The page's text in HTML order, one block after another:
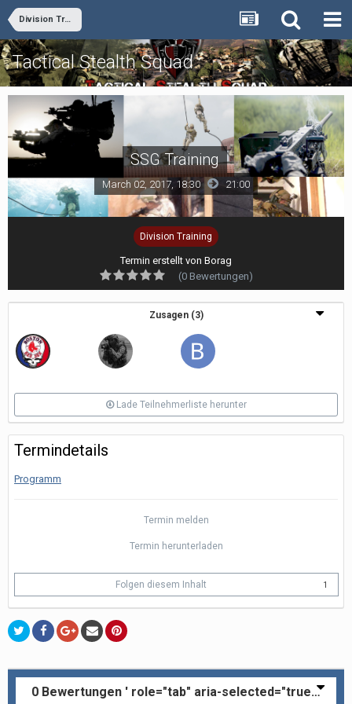
Division Training
Tactical Stealth Squad
SSG Training
March 02, 2017, 18:30 21:00
Division Training
Termin erstellt von Borag
(0 Bewertungen)
Zusagen (3)
Lade Teilnehmerliste herunter
Termindetails
Programm
Termin melden
Termin herunterladen
Folgen diesem Inhalt 1
0 Bewertungen ' role="tab" aria-selected="true">